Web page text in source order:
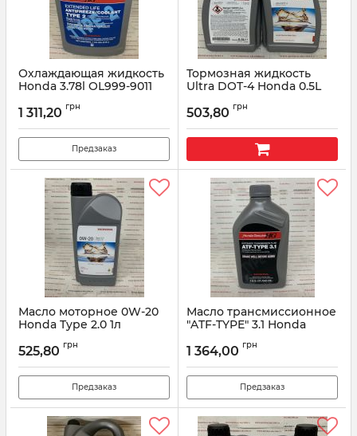
Охлаждающая жидкость
Honda 3.78l OL999-9011
1 311,20 грн
Предзаказ
Тормозная жидкость
Ultra DOT-4 Honda 0.5L
Артикул: 22090106002
503,80 грн
Масло моторное 0W-20
Honda Type 2.0 1л
Артикул: R2029901701L5
525,80 грн
Предзаказ
Масло трансмиссионное
"ATF-TYPE" 3.1 Honda
Артикул: 082009017
1 364,00 грн
Предзаказ